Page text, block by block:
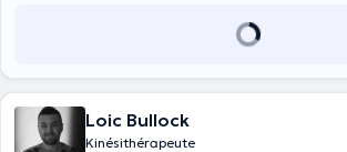
Loic Bullock
Kinésithérapeute